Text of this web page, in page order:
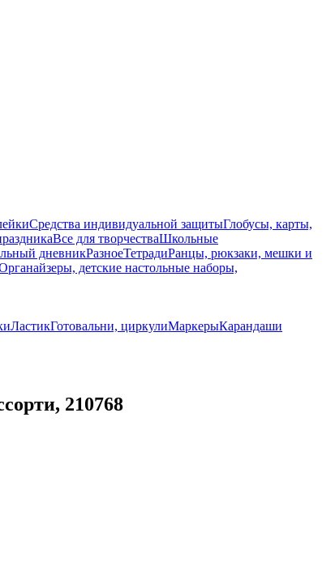
Средства индивидуальной защитыГлобусы, карты,
Все для творчестваШкольные
дневникРазноеТетрадиРанцы, рюкзаки, мешки и
детские настольные наборы,
ЛастикГотовальни, циркулиМаркерыКарандаши
210768